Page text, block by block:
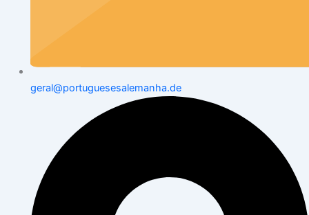
geral@portuguesesalemanha.de